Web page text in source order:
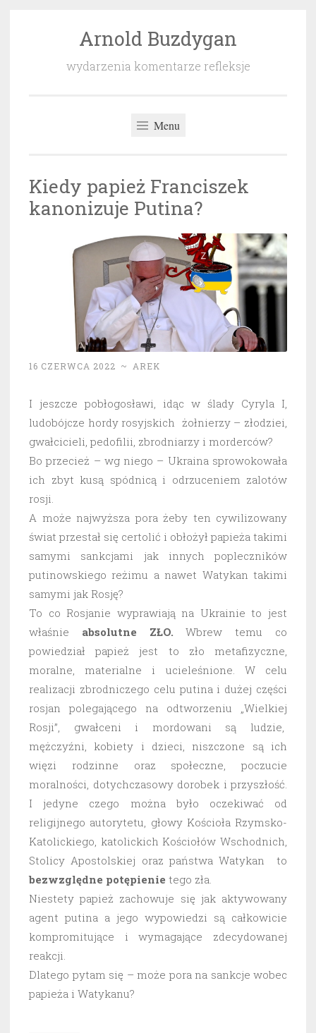
Arnold Buzdygan
wydarzenia komentarze refleksje
Menu
Kiedy papież Franciszek
kanonizuje Putina?
16 CZERWCA 2022 ~ AREK
I jeszcze pobłogosławi, idąc w ślady Cyryla I,
ludobójcze hordy rosyjskich żołnierzy – złodziei,
gwałcicieli, pedofilii, zbrodniarzy i morderców?
Bo przecież – wg niego – Ukraina sprowokowała
ich zbyt kusą spódnicą i odrzuceniem zalotów
rosji.
A może najwyższa pora żeby ten cywilizowany
świat przestał się certolić i obłożył papieża takimi
samymi sankcjami jak innych popleczników
putinowskiego reżimu a nawet Watykan takimi
samymi jak Rosję?
To co Rosjanie wyprawiają na Ukrainie to jest
właśnie absolutne ZŁO. Wbrew temu co
powiedział papież jest to zło metafizyczne,
moralne, materialne i ucieleśnione. W celu
realizacji zbrodniczego celu putina i dużej części
rosjan polegającego na odtworzeniu „Wielkiej
Rosji”, gwałceni i mordowani są ludzie,
mężczyźni, kobiety i dzieci, niszczone są ich
więzi rodzinne oraz społeczne, poczucie
moralności, dotychczasowy dorobek i przyszłość.
I jedyne czego można było oczekiwać od
religijnego autorytetu, głowy Kościoła Rzymsko-
Katolickiego, katolickich Kościołów Wschodnich,
Stolicy Apostolskiej oraz państwa Watykan to
bezwzględne potępienie tego zła.
Niestety papież zachowuje się jak aktywowany
agent putina a jego wypowiedzi są całkowicie
kompromitujące i wymagające zdecydowanej
reakcji.
Dlatego pytam się – może pora na sankcje wobec
papieża i Watykanu?